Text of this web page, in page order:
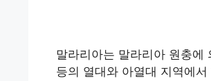
말라리아는 말라리아 원충에
등의 열대와 아열대 지역에